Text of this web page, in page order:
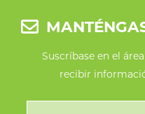
Suscríbase en el
recibir